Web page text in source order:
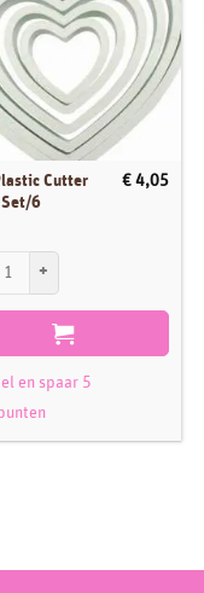
Cutter
Set/6
€4,05
en spaar 5